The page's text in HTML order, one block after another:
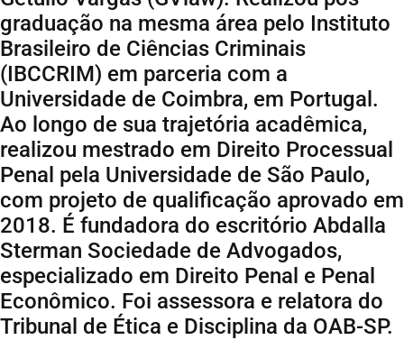
graduação na mesma área pelo Instituto
Brasileiro de Ciências Criminais
(IBCCRIM) em parceria com a
Universidade de Coimbra, em Portugal.
Ao longo de sua trajetória acadêmica,
realizou mestrado em Direito Processual
Penal pela Universidade de São Paulo,
com projeto de qualificação aprovado em
2018. É fundadora do escritório Abdalla
Sterman Sociedade de Advogados,
especializado em Direito Penal e Penal
Econômico. Foi assessora e relatora do
Tribunal de Ética e Disciplina da OAB-SP.